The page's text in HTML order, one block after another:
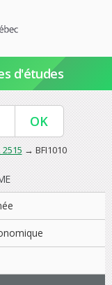
d'études
→ BFI1010